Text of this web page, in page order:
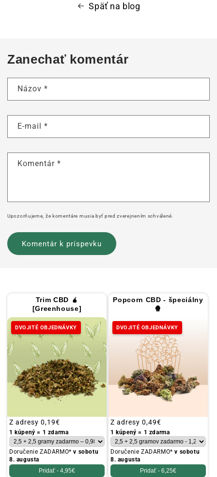
Späť na blog
Zanechať komentár
Názov *
E-mail *
Komentár *
Upozorňujeme, že komentáre musia byť pred zverejnením schválené.
Trim CBD 🧉
[Greenhouse]
DVOJITÉ OBJEDNÁVKY
Obvyklá
cena
Z adresy 0,19€
1 kúpený = 1 zdarma
Doručenie ZADARMO*v sobotu
8. augusta
Pridať - 4,95€
Popcorn CBD - špeciálny
🍿
DVOJITÉ OBJEDNÁVKY
Obvyklá
cena
Z adresy 0,49€
1 kúpený = 1 zdarma
Doručenie ZADARMO*v sobotu
8. augusta
Pridať - 6,25€